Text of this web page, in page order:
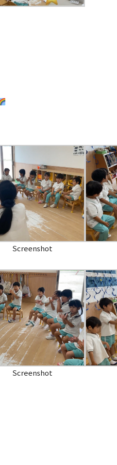
Screenshot
Screenshot